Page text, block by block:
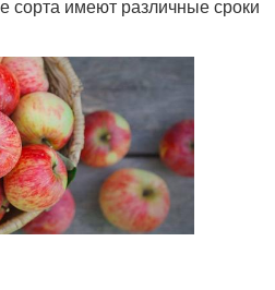
сорта имеют различные сроки